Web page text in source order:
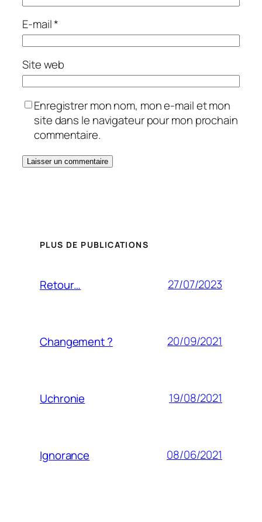
E-mail*
Site web
Enregistrer mon nom, mon e-mail et mon
site dans le navigateur pour mon prochain
commentaire.
PLUS DE PUBLICATIONS
Retour… 27/07/2023
Changement ? 20/09/2021
Uchronie 19/08/2021
Ignorance 08/06/2021